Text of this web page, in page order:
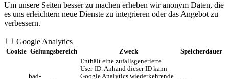
Um unsere Seiten besser zu machen erheben wir anonym Daten, die
es uns erleichtern neue Dienste zu integrieren oder das Angebot zu
verbessern.
Google Analytics
Cookie Geltungsbereich Zweck Speicherdauer
bad-
Enthält eine zufallsgenerierte
User-ID. Anhand dieser ID kann
Google Analytics wiederkehrende